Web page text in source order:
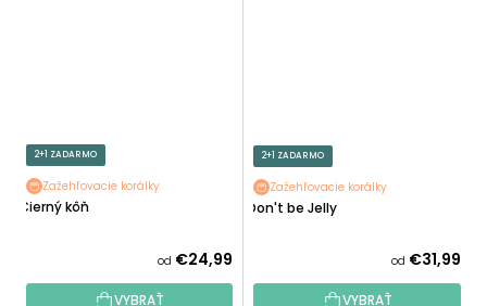
2+1 ZADARMO
Zažehľovacie korálky
Čierný kôň
od €24,99
VYBRAŤ
2+1 ZADARMO
Zažehľovacie korálky
Don't be Jelly
od €31,99
VYBRAŤ